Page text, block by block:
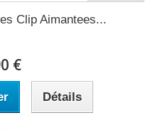
Clip Aimantees...
€
Détails